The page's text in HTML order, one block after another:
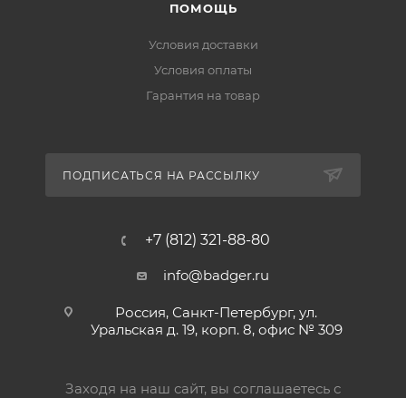
ПОМОЩЬ
Условия доставки
Условия оплаты
Гарантия на товар
ПОДПИСАТЬСЯ НА РАССЫЛКУ
+7 (812) 321-88-80
info@badger.ru
Россия, Санкт-Петербург, ул.
Уральская д. 19, корп. 8, офис № 309
Заходя на наш сайт, вы соглашаетесь с